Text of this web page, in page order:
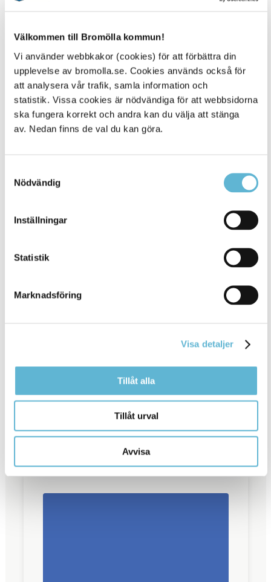
Välkommen till Bromölla kommun!
Vi använder webbkakor (cookies) för att förbättra din
upplevelse av bromolla.se. Cookies används också för
att analysera vår trafik, samla information och
statistik. Vissa cookies är nödvändiga för att webbsidorna
ska fungera korrekt och andra kan du välja att stänga
av. Nedan finns de val du kan göra.
Nödvändig
Inställningar
Statistik
Marknadsföring
Visa detaljer
Tillåt alla
Tillåt urval
Avvisa
följa oss som arbetar på BromöllaHem, ta
Visa alla Facebook
🔆 Nu i semestertider är vår bemanning någo
ierna för augusti aviseras ut några dagar sena
re än normalt. Ta hand om er och njut av som